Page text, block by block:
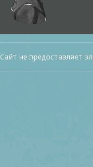
Сайт не предоставляет